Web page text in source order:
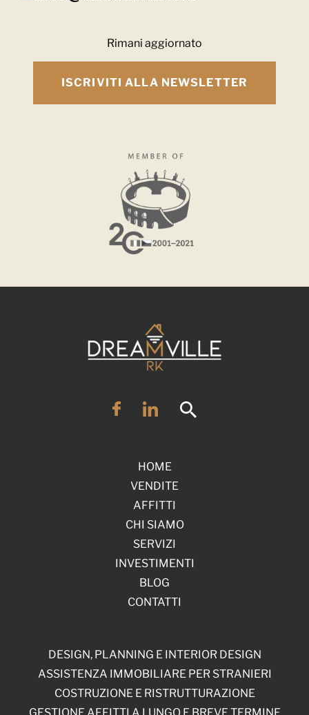
Rimani aggiornato
ISCRIVITI ALLA NEWSLETTER
HOME
VENDITE
AFFITTI
CHI SIAMO
SERVIZI
INVESTIMENTI
BLOG
CONTATTI
DESIGN, PLANNING E INTERIOR DESIGN
ASSISTENZA IMMOBILIARE PER STRANIERI
COSTRUZIONE E RISTRUTTURAZIONE